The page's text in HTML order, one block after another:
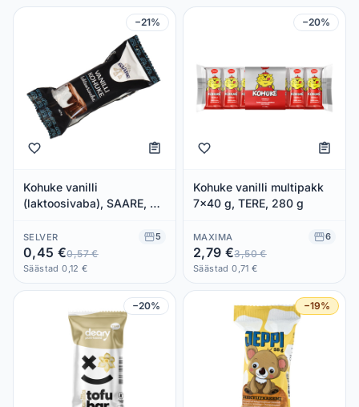
−21%
Kohuke vanilli
(laktoosivaba), SAARE, 40
SELVER 5
0,45 €0,57 €
Säästad 0,12 €
−20%
Kohuke vanilli multipakk
7x40 g, TERE, 280 g
MAXIMA 6
2,79 €3,50 €
Säästad 0,71 €
−20% −19%